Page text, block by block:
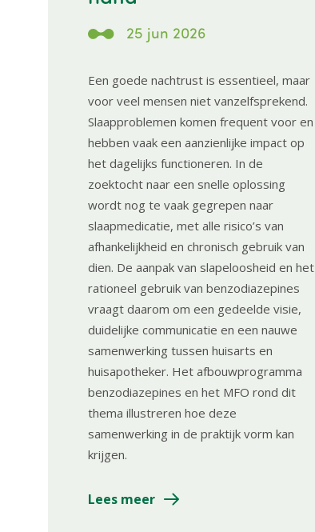
25 jun 2026
Een goede nachtrust is essentieel, maar
voor veel mensen niet vanzelfsprekend.
Slaapproblemen komen frequent voor en
hebben vaak een aanzienlijke impact op
het dagelijks functioneren. In de
zoektocht naar een snelle oplossing
wordt nog te vaak gegrepen naar
slaapmedicatie, met alle risico’s van
afhankelijkheid en chronisch gebruik van
dien. De aanpak van slapeloosheid en het
rationeel gebruik van benzodiazepines
vraagt daarom om een gedeelde visie,
duidelijke communicatie en een nauwe
samenwerking tussen huisarts en
huisapotheker. Het afbouwprogramma
benzodiazepines en het MFO rond dit
thema illustreren hoe deze
samenwerking in de praktijk vorm kan
krijgen.
Lees meer